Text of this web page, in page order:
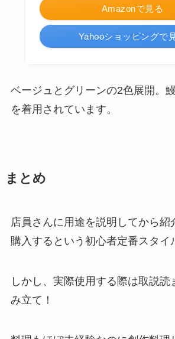
Amazonで見る
Yahooショッピングで
ベージュとグリーンの2色展開。
を着用されています。
まとめ
店員さんに用途を説明してから紹
購入するという初心者定番スタイ
しかし、実際使用する際は取説読
み立て！